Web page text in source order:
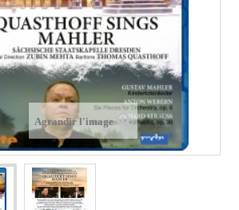
Agrandir l'image